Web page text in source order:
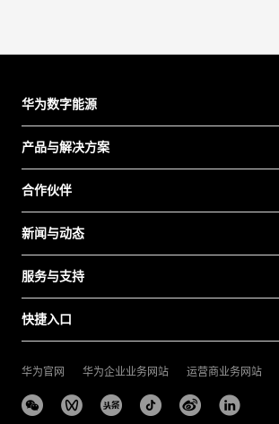
华为数字能源
产品与解决方案
合作伙伴
新闻与动态
服务与支持
快捷入口
华为官网 华为企业业务网站 运营商业务网站